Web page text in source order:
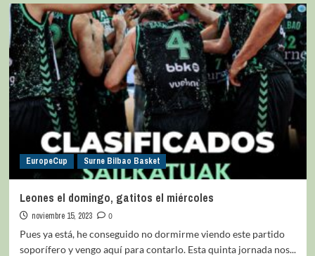
EuropeCup Surne Bilbao Basket
Leones el domingo, gatitos el miércoles
noviembre 15, 2023
0
Pues ya está, he conseguido no dormirme viendo este partido
soporífero y vengo aquí para contarlo. Esta quinta jornada nos...